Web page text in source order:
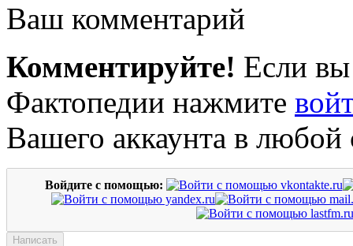
Ваш комментарий
Комментируйте! Если вы
Фактопедии нажмите
Вашего аккаунта в любой
Войдите с помощью: